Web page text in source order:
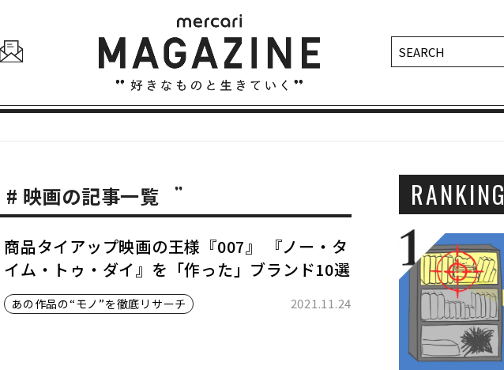
# 映画の記事一覧
商品タイアップ映画の王様『007』 『ノー・タ
イム・トゥ・ダイ』を「作った」ブランド10選
あの作品の“モノ”を徹底リサーチ 2021.11.24
RANKING